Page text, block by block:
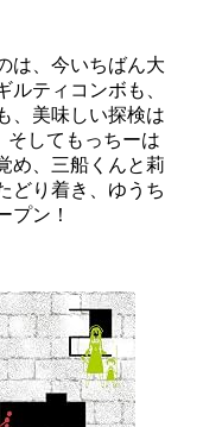
は、今いちばん大
ルティコンボも、
、美味しい探検は
そしてもっちーは
め、三船くんと莉
どり着き、ゆうち
プン！